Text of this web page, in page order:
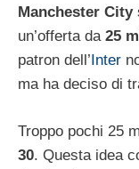
Manchester City
un’offerta da 25
patron dell’Inter
ma ha deciso di
Troppo pochi 25
30. Questa idea